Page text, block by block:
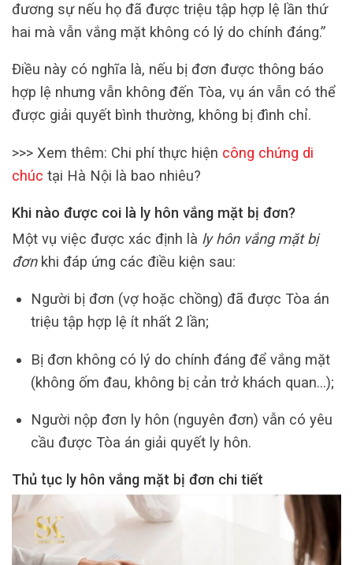
đương sự nếu họ đã được triệu tập hợp lệ lần thứ
hai mà vẫn vắng mặt không có lý do chính đáng.”
Điều này có nghĩa là, nếu bị đơn được thông báo
hợp lệ nhưng vẫn không đến Tòa, vụ án vẫn có thể
được giải quyết bình thường, không bị đình chỉ.
>>> Xem thêm: Chi phí thực hiện công chứng di
chúc tại Hà Nội là bao nhiêu?
Khi nào được coi là ly hôn vắng mặt bị đơn?
Một vụ việc được xác định là ly hôn vắng mặt bị
đơnkhi đáp ứng các điều kiện sau:
Người bị đơn (vợ hoặc chồng) đã được Tòa án
triệu tập hợp lệ ít nhất 2 lần;
Bị đơn không có lý do chính đáng để vắng mặt
(không ốm đau, không bị cản trở khách quan…);
Người nộp đơn ly hôn (nguyên đơn) vẫn có yêu
cầu được Tòa án giải quyết ly hôn.
Thủ tục ly hôn vắng mặt bị đơn chi tiết